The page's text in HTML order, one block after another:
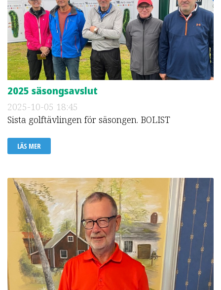
2025 säsongsavslut
2025-10-05 18:45
Sista golftävlingen för säsongen. BOLIST
LÄS MER